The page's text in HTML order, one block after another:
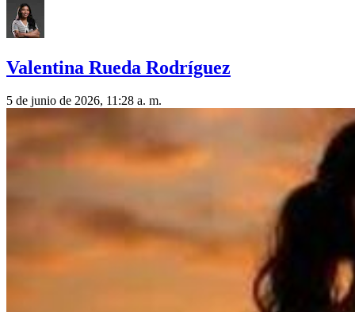
Valentina Rueda Rodríguez
5 de junio de 2026, 11:28 a. m.